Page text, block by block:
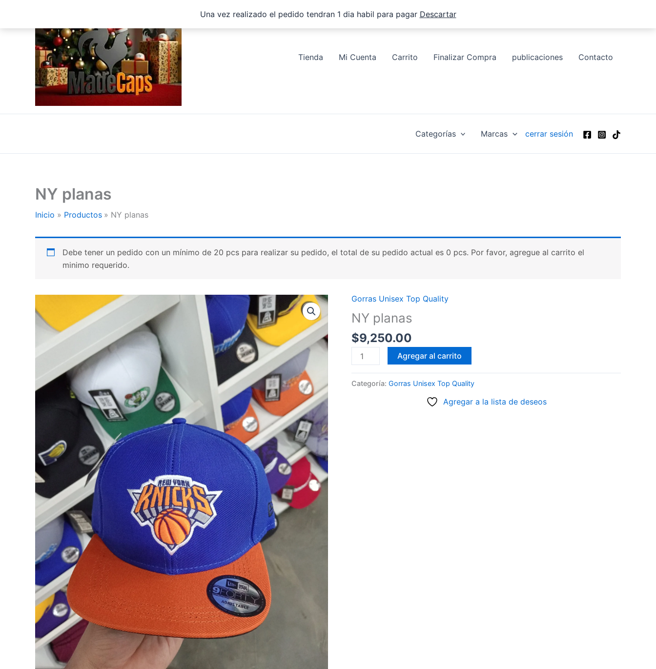
Una vez realizado el pedido tendran 1 dia habil para pagar Descartar
contenido
Tienda Mi Cuenta Carrito Finalizar Compra publicaciones Contacto
Categorías Marcas cerrar sesión
NY planas
Inicio Productos NY planas
Debe tener un pedido con un mínimo de 20 pcs para realizar su pedido, el total de su pedido actual es 0 pcs. Por favor, agregue al carrito el
minimo requerido.
Gorras Unisex Top Quality
NY planas
$9,250.00
NY
planas
cantidad
Agregar al carrito
Categoría: Gorras Unisex Top Quality
Agregar a la lista de deseos